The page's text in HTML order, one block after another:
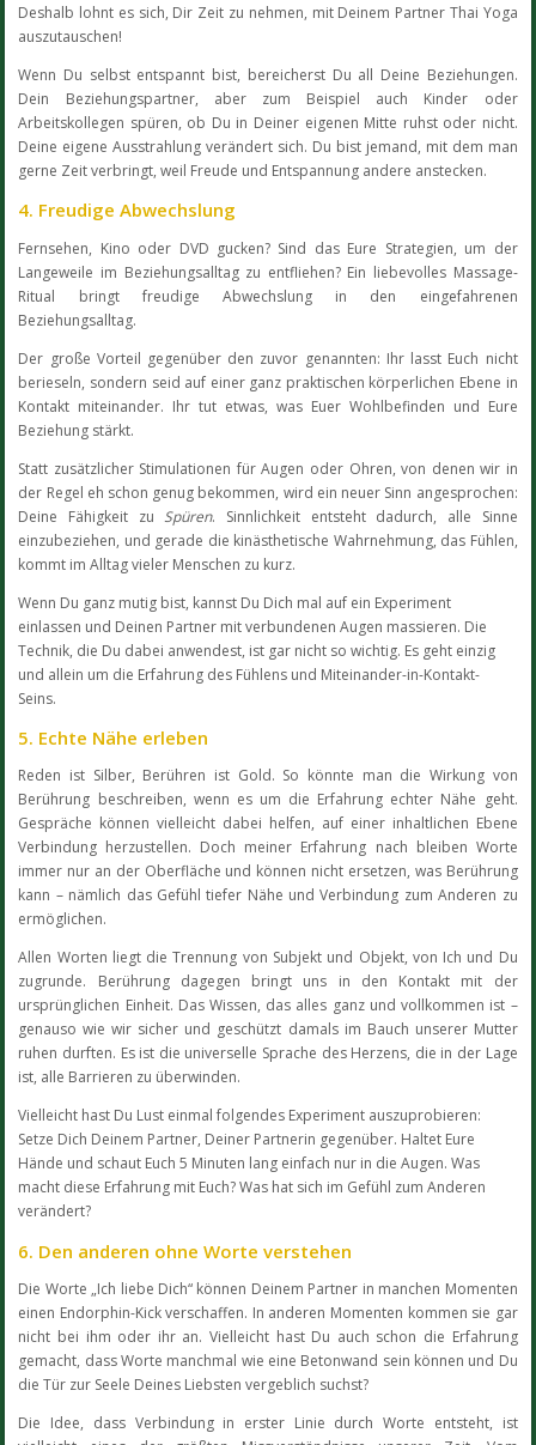
Deshalb lohnt es sich, Dir Zeit zu nehmen, mit Deinem Partner Thai Yoga
auszutauschen!
Wenn Du selbst entspannt bist, bereicherst Du all Deine Beziehungen.
Dein Beziehungspartner, aber zum Beispiel auch Kinder oder
Arbeitskollegen spüren, ob Du in Deiner eigenen Mitte ruhst oder nicht.
Deine eigene Ausstrahlung verändert sich. Du bist jemand, mit dem man
gerne Zeit verbringt, weil Freude und Entspannung andere anstecken.
4. Freudige Abwechslung
Fernsehen, Kino oder DVD gucken? Sind das Eure Strategien, um der
Langeweile im Beziehungsalltag zu entfliehen? Ein liebevolles Massage-
Ritual bringt freudige Abwechslung in den eingefahrenen
Beziehungsalltag.
Der große Vorteil gegenüber den zuvor genannten: Ihr lasst Euch nicht
berieseln, sondern seid auf einer ganz praktischen körperlichen Ebene in
Kontakt miteinander. Ihr tut etwas, was Euer Wohlbefinden und Eure
Beziehung stärkt.
Statt zusätzlicher Stimulationen für Augen oder Ohren, von denen wir in
der Regel eh schon genug bekommen, wird ein neuer Sinn angesprochen:
Deine Fähigkeit zuSpüren. Sinnlichkeit entsteht dadurch, alle Sinne
einzubeziehen, und gerade die kinästhetische Wahrnehmung, das Fühlen,
kommt im Alltag vieler Menschen zu kurz.
Wenn Du ganz mutig bist, kannst Du Dich mal auf ein Experiment
einlassen und Deinen Partner mit verbundenen Augen massieren. Die
Technik, die Du dabei anwendest, ist gar nicht so wichtig. Es geht einzig
und allein um die Erfahrung des Fühlens und Miteinander-in-Kontakt-
Seins.
5. Echte Nähe erleben
Reden ist Silber, Berühren ist Gold. So könnte man die Wirkung von
Berührung beschreiben, wenn es um die Erfahrung echter Nähe geht.
Gespräche können vielleicht dabei helfen, auf einer inhaltlichen Ebene
Verbindung herzustellen. Doch meiner Erfahrung nach bleiben Worte
immer nur an der Oberfläche und können nicht ersetzen, was Berührung
kann – nämlich das Gefühl tiefer Nähe und Verbindung zum Anderen zu
ermöglichen.
Allen Worten liegt die Trennung von Subjekt und Objekt, von Ich und Du
zugrunde. Berührung dagegen bringt uns in den Kontakt mit der
ursprünglichen Einheit. Das Wissen, das alles ganz und vollkommen ist –
genauso wie wir sicher und geschützt damals im Bauch unserer Mutter
ruhen durften. Es ist die universelle Sprache des Herzens, die in der Lage
ist, alle Barrieren zu überwinden.
Vielleicht hast Du Lust einmal folgendes Experiment auszuprobieren:
Setze Dich Deinem Partner, Deiner Partnerin gegenüber. Haltet Eure
Hände und schaut Euch 5 Minuten lang einfach nur in die Augen. Was
macht diese Erfahrung mit Euch? Was hat sich im Gefühl zum Anderen
verändert?
6. Den anderen ohne Worte verstehen
Die Worte „Ich liebe Dich“ können Deinem Partner in manchen Momenten
einen Endorphin-Kick verschaffen. In anderen Momenten kommen sie gar
nicht bei ihm oder ihr an. Vielleicht hast Du auch schon die Erfahrung
gemacht, dass Worte manchmal wie eine Betonwand sein können und Du
die Tür zur Seele Deines Liebsten vergeblich suchst?
Die Idee, dass Verbindung in erster Linie durch Worte entsteht, ist